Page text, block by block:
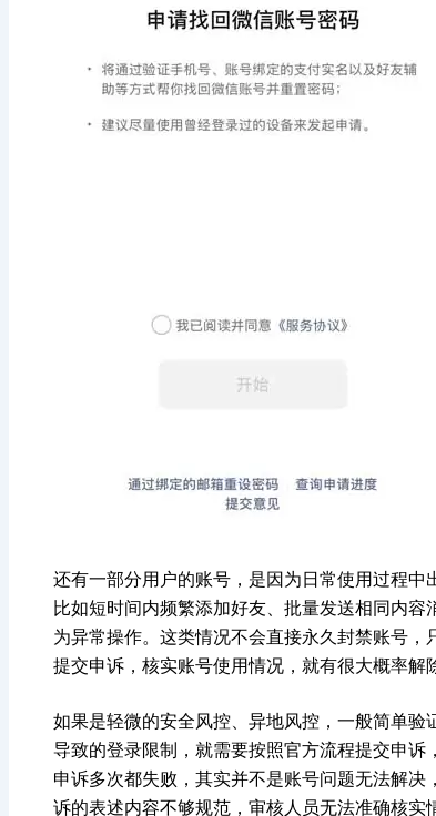
还有一部分用户的账号，是因为日常使用过程中
比如短时间内频繁添加好友、批量发送相同内
为异常操作。这类情况不会直接永久封禁账号
提交申诉，核实账号使用情况，就有很大概率解
如果是轻微的安全风控、异地风控，一般简单
导致的登录限制，就需要按照官方流程提交申
申诉多次都失败，其实并不是账号问题无法解
诉的表述内容不够规范，审核人员无法准确核